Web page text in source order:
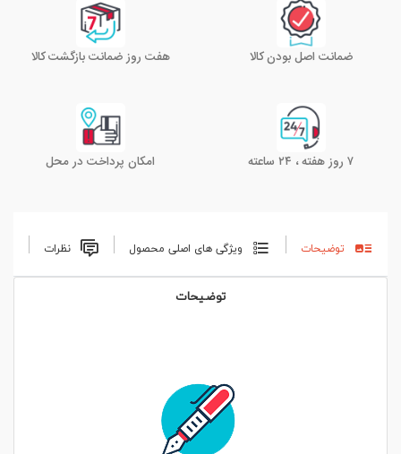
ضمانت اصل بودن کالا هفت روز ضمانت بازگشت کالا
۷ روز هفته ، ۲۴ ساعته امکان پرداخت در محل
توضیحات ویژگی های اصلی محصول نظرات
توضیحات